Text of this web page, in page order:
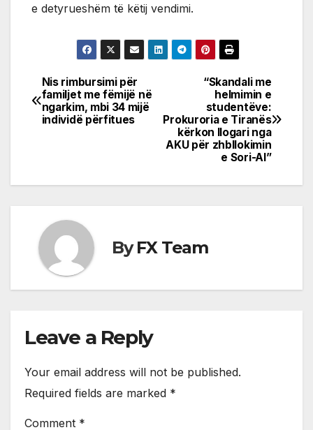
e detyrueshëm të këtij vendimi.
Post
navigation
“Skandali me
helmimin e
studentëve:
Prokuroria e Tiranës
kërkon llogari nga
AKU për zhbllokimin
e Sori-Al”
Nis rimbursimi për
familjet me fëmijë në
ngarkim, mbi 34 mijë
individë përfitues
ByFX Team
Leave a Reply
Your email address will not be published.
Required fields are marked *
Comment *